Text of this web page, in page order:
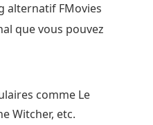
alternatif FMovies
que vous pouvez
comme Le
Witcher, etc.